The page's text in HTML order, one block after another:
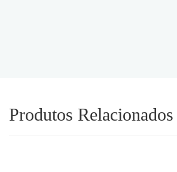
Produtos Relacionados